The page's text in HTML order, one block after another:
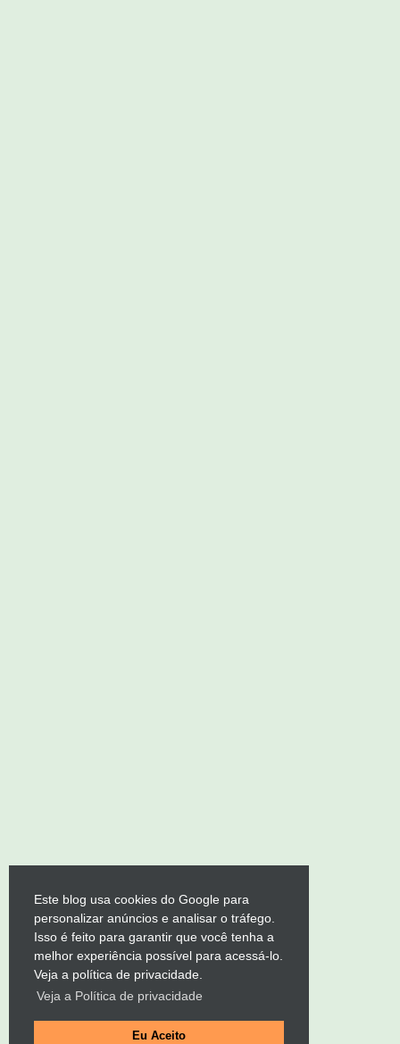
Este blog usa cookies do Google para
personalizar anúncios e analisar o tráfego.
Isso é feito para garantir que você tenha a
melhor experiência possível para acessá-lo.
Veja a política de privacidade.
Veja a Política de privacidade
Eu Aceito